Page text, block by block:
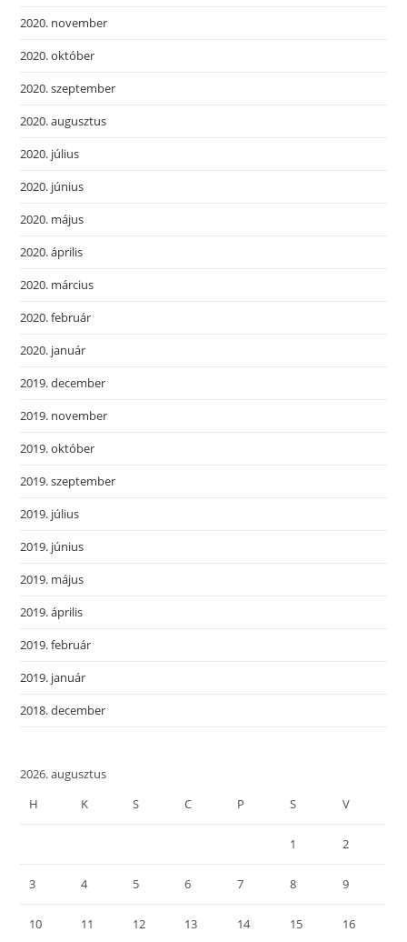
2020. november
2020. október
2020. szeptember
2020. augusztus
2020. július
2020. június
2020. május
2020. április
2020. március
2020. február
2020. január
2019. december
2019. november
2019. október
2019. szeptember
2019. július
2019. június
2019. május
2019. április
2019. február
2019. január
2018. december
2026. augusztus
H
K S C P S V
1 2
3 4 5 6 7 8 9
10 11 12 13 14 15 16